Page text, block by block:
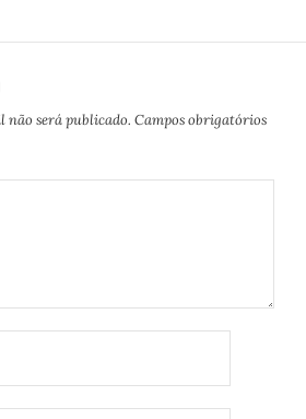
não será publicado. Campos obrigatórios